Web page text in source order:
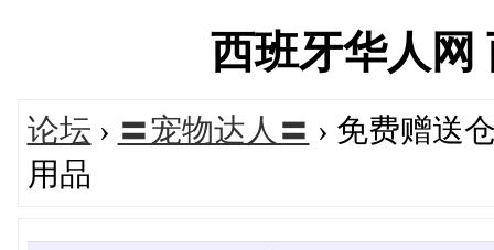
西班牙华人网
论坛 › 〓宠物达人〓 › 免费赠送
用品